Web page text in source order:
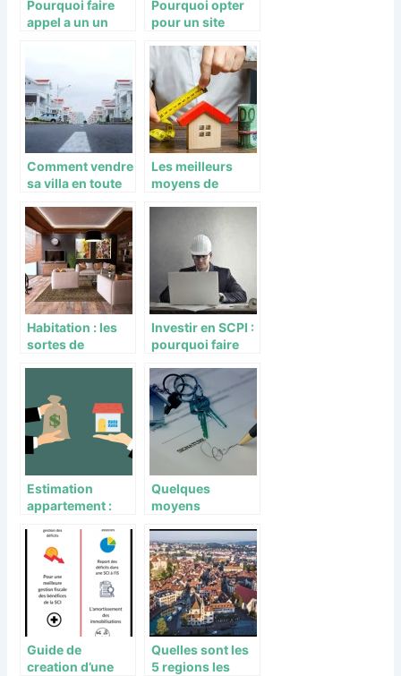
Pourquoi faire
appel a un un
foncier ?
Pourquoi opter
pour un site
l’achat de Riad ?
Comment vendre
sa villa en toute
Les meilleurs
moyens de
projet d’achat
immobilier
Habitation : les
sortes de
comment en
construire une ?
Investir en SCPI :
pourquoi faire
en la matière ?
Estimation
appartement :
approches et
avantages
Quelques
moyens
secteur de
l’immobilier
Guide de
creation d’une
Quelles sont les
5 regions les